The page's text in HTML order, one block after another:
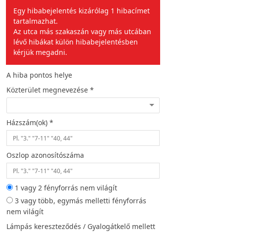
Egy hibabejelentés kizárólag 1 hibacímet
tartalmazhat.
Az utca más szakaszán vagy más utcában
lévő hibákat külön hibabejelentésben
kérjük megadni.
A hiba pontos helye
Közterület megnevezése *
Házszám(ok) *
Oszlop azonosítószáma
1 vagy 2 fényforrás nem világít
3 vagy több, egymás melletti fényforrás
nem világít
Lámpás kereszteződés / Gyalogátkelő mellett